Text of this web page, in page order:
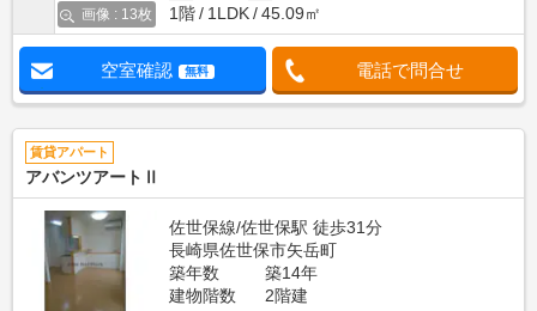
画像 : 13枚
1階
1LDK 45.09㎡
空室確認 無料 電話で問合せ
賃貸アパート
アバンツアートⅡ
佐世保線/佐世保駅 徒歩31分
長崎県佐世保市矢岳町
築年数
築14年
建物階数
2階建